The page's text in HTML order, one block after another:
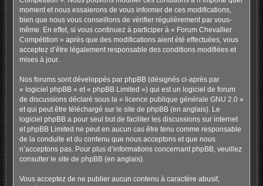
moment et nous essaierons de vous informer de ces modifications,
bien que nous vous conseillons de vérifier régulièrement par vous-
même. En effet, si vous continuez à participer à « Forum Chevallier
Compétition » après que des modifications aient été effectuées, vous
acceptez d’être légalement responsable des conditions modifiées et
mises à jour.
Nos forums sont développés par phpBB (désignés ci-après par
« logiciel phpBB » et « phpBB Limited ») qui est un logiciel de forum
de discussions déclaré sous la « licence publique générale GNU 2.0»
et qui peut être téléchargé sur le site de phpBB(en anglais). Le
logiciel phpBB a pour seul but de faciliter les discussions sur internet
et phpBB Limited ne peut en aucun cas être tenu comme responsable
de la conduite et du contenu que nous acceptons et que nous
n’acceptons pas. Pour plus d’informations concernant phpBB, veuillez
consulter le site de phpBB(en anglais).
Vous acceptez de ne publier aucun contenu à caractère abusif,